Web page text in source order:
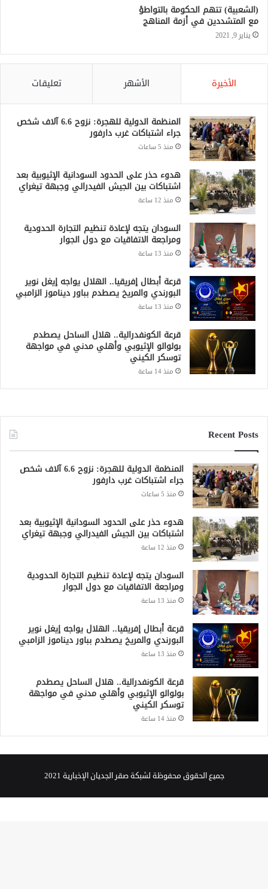
(الشعبية) تتهم الحكومة بالتواطؤ
مع المتشددين في أزمة المناهج
يناير 9, 2021
الأخيرة الأشهر تعليقات
المنظمة الدولية للهجرة: نزوح 6.6 آلاف شخص
جراء اشتباكات غرب دارفور
منذ 5 ساعات
هدوء حذر على الحدود السودانية الإثيوبية بعد
اشتباكات بين الجيش الفيدرالي وجبهة تيغراي
منذ 12 ساعة
السودان يتجه لإعادة تنظيم التجارة الحدودية
ومراجعة الاتفاقيات مع دول الجوار
منذ 13 ساعة
قرعة أبطال إفريقيا.. الهلال يواجه إيغل نوير
البورندي والمريخ يصطدم بباور ديناموز الزامبي
منذ 13 ساعة
قرعة الكونفدرالية.. هلال الساحل يصطدم
بولوالو الإثيوبي وأهلي مدني في مواجهة
توسكر الكيني
منذ 14 ساعة
Recent Posts
المنظمة الدولية للهجرة: نزوح 6.6 آلاف شخص
جراء اشتباكات غرب دارفور
منذ 5 ساعات
هدوء حذر على الحدود السودانية الإثيوبية بعد
اشتباكات بين الجيش الفيدرالي وجبهة تيغراي
منذ 12 ساعة
السودان يتجه لإعادة تنظيم التجارة الحدودية
ومراجعة الاتفاقيات مع دول الجوار
منذ 13 ساعة
قرعة أبطال إفريقيا.. الهلال يواجه إيغل نوير
البورندي والمريخ يصطدم بباور ديناموز الزامبي
منذ 13 ساعة
قرعة الكونفدرالية.. هلال الساحل يصطدم
بولوالو الإثيوبي وأهلي مدني في مواجهة
توسكر الكيني
منذ 14 ساعة
جميع الحقوق محفوظة لشبكة صقر الجديان الإخبارية 2021